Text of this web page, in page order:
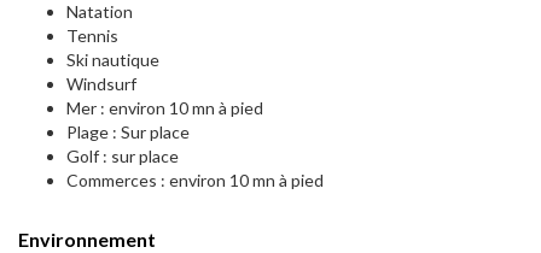
Natation
Tennis
Ski nautique
Windsurf
Mer : environ 10 mn à pied
Plage : Sur place
Golf : sur place
Commerces : environ 10 mn à pied
Environnement